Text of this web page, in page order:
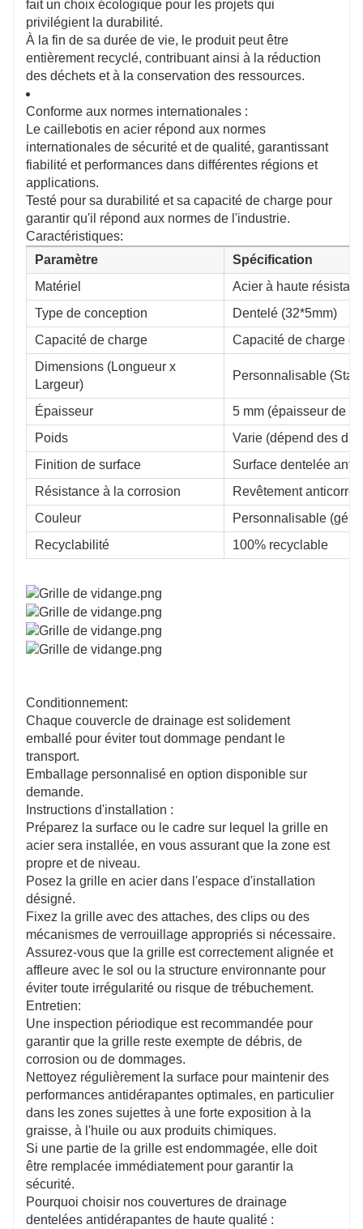
fait un choix écologique pour les projets qui
privilégient la durabilité.
À la fin de sa durée de vie, le produit peut être
entièrement recyclé, contribuant ainsi à la réduction
des déchets et à la conservation des ressources.
Conforme aux normes internationales :
Le caillebotis en acier répond aux normes
internationales de sécurité et de qualité, garantissant
fiabilité et performances dans différentes régions et
applications.
Testé pour sa durabilité et sa capacité de charge pour
garantir qu'il répond aux normes de l'industrie.
Caractéristiques:
Paramètre
Spécification
Matériel
Acier à haute
Type de conception
Dentelé (32*5mm)
Capacité de charge
Capacité de charge
Dimensions (Longueur x
Largeur)
Personnalisable
Épaisseur
5 mm (épaisseur de
Poids
Varie (dépend des
Finition de surface
Surface dentelée
Résistance à la corrosion
Revêtement
Couleur
Personnalisable
Recyclabilité
100% recyclable
Conditionnement:
Chaque couvercle de drainage est solidement
emballé pour éviter tout dommage pendant le
transport.
Emballage personnalisé en option disponible sur
demande.
Instructions d'installation :
Préparez la surface ou le cadre sur lequel la grille en
acier sera installée, en vous assurant que la zone est
propre et de niveau.
Posez la grille en acier dans l'espace d'installation
désigné.
Fixez la grille avec des attaches, des clips ou des
mécanismes de verrouillage appropriés si nécessaire.
Assurez-vous que la grille est correctement alignée et
affleure avec le sol ou la structure environnante pour
éviter toute irrégularité ou risque de trébuchement.
Entretien:
Une inspection périodique est recommandée pour
garantir que la grille reste exempte de débris, de
corrosion ou de dommages.
Nettoyez régulièrement la surface pour maintenir des
performances antidérapantes optimales, en particulier
dans les zones sujettes à une forte exposition à la
graisse, à l'huile ou aux produits chimiques.
Si une partie de la grille est endommagée, elle doit
être remplacée immédiatement pour garantir la
sécurité.
Pourquoi choisir nos couvertures de drainage
dentelées antidérapantes de haute qualité :